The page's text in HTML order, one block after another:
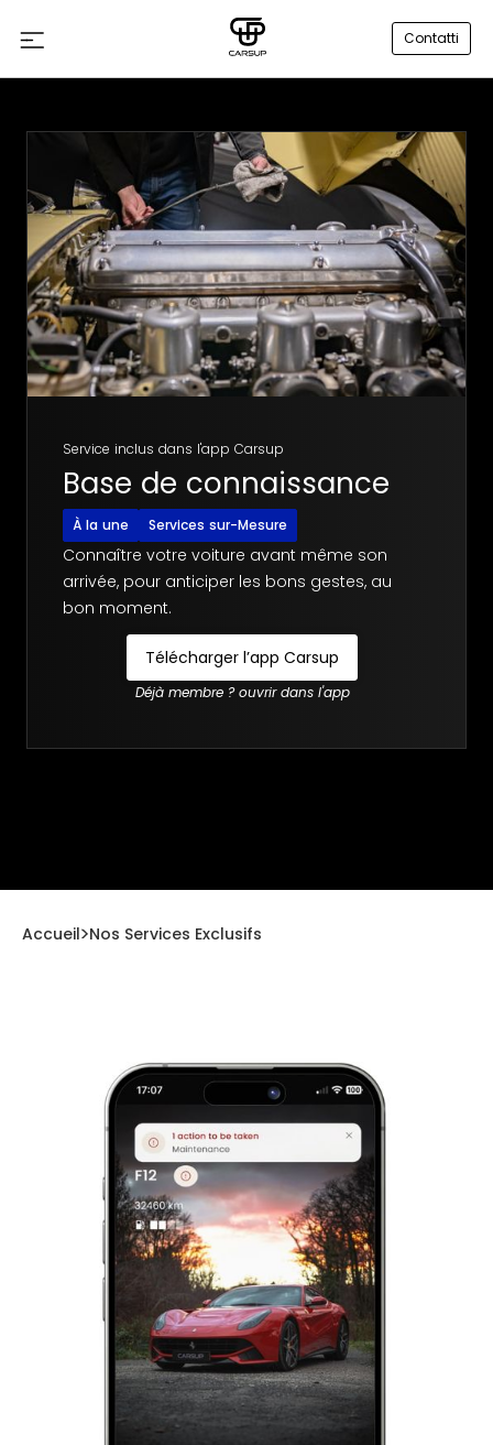
Contatti
Service inclus dans l'app Carsup
Base de connaissance
À la une Services sur-Mesure
Connaître votre voiture avant même son
arrivée, pour anticiper les bons gestes, au
bon moment.
Télécharger l’app Carsup
Déjà membre ? ouvrir dans l'app
Accueil Nos Services Exclusifs